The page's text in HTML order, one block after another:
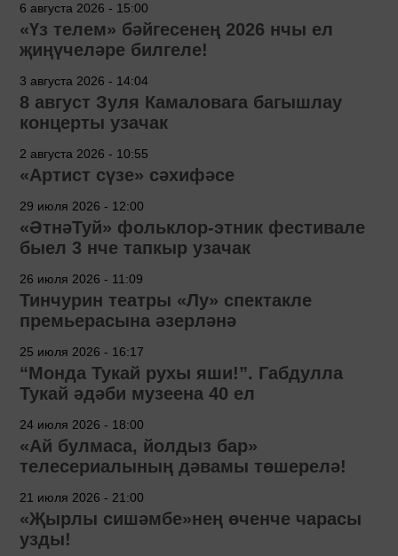
6 августа 2026 - 15:00
«Үз телем» бәйгесенең 2026 нчы ел
җиңүчеләре билгеле!
3 августа 2026 - 14:04
8 август Зуля Камаловага багышлау
концерты узачак
2 августа 2026 - 10:55
«Артист сүзе» сәхифәсе
29 июля 2026 - 12:00
«ӘтнәТуй» фольклор-этник фестивале
быел 3 нче тапкыр узачак
26 июля 2026 - 11:09
Тинчурин театры «Лу» спектакле
премьерасына әзерләнә
25 июля 2026 - 16:17
“Монда Тукай рухы яши!”. Габдулла
Тукай әдәби музеена 40 ел
24 июля 2026 - 18:00
«Ай булмаса, йолдыз бар»
телесериалының дәвамы төшерелә!
21 июля 2026 - 21:00
«Җырлы сишәмбе»нең өченче чарасы
узды!